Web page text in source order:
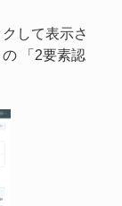
して表示さ
「2要素認